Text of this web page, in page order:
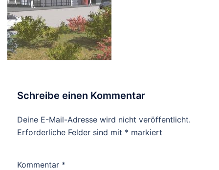
Schreibe einen Kommentar
Deine E-Mail-Adresse wird nicht veröffentlicht.
Erforderliche Felder sind mit * markiert
Kommentar *